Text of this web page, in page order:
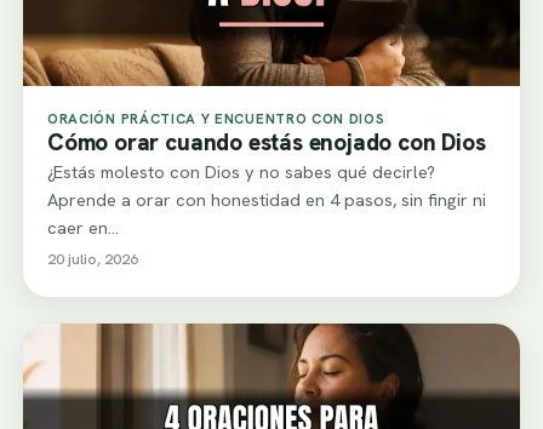
ORACIÓN PRÁCTICA Y ENCUENTRO CON DIOS
Cómo orar cuando estás enojado con Dios
¿Estás molesto con Dios y no sabes qué decirle?
Aprende a orar con honestidad en 4 pasos, sin fingir ni
caer en…
20 julio, 2026